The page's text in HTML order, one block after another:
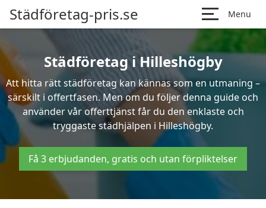
Städföretag-pris.se Menu
Städföretag i Hilleshögby
Att hitta rätt städföretag kan kännas som en utmaning –
särskilt i offertfasen. Men om du följer denna guide och
använder vår offerttjänst får du den enklaste och
tryggaste städhjälpen i Hilleshögby.
Få 3 erbjudanden, gratis och utan förpliktelser